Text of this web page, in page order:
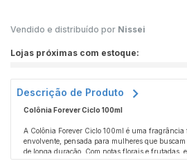
Vendido e distribuído por Nissei
Lojas próximas com estoque:
Descrição de Produto
Colônia Forever Ciclo 100ml
A Colônia Forever Ciclo 100ml é uma
envolvente, pensada para mulheres que
de longa duração. Com notas florais e frutadas,